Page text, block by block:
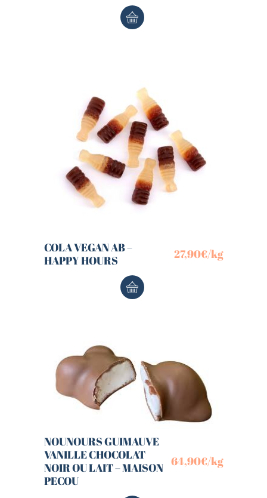
COLA VEGAN AB –
HAPPY HOURS
27,90€/kg
NOUNOURS GUIMAUVE
VANILLE CHOCOLAT
NOIR OU LAIT – MAISON
PECOU
64,90€/kg